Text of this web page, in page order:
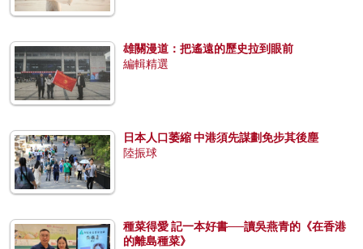
雄關漫道：把遙遠的歷史拉到眼前
編輯精選
日本人口萎縮 中港須先謀劃免步其後塵
陸振球
種菜得愛 記一本好書──讀吳燕青的《在香港
的離島種菜》